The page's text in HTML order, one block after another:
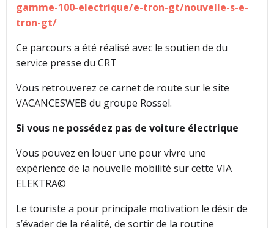
gamme-100-electrique/e-tron-gt/nouvelle-s-e-
tron-gt/
Ce parcours a été réalisé avec le soutien de du
service presse du CRT
Vous retrouverez ce carnet de route sur le site
VACANCESWEB du groupe Rossel.
Si vous ne possédez pas de voiture électrique
Vous pouvez en louer une pour vivre une
expérience de la nouvelle mobilité sur cette VIA
ELEKTRA©
Le touriste a pour principale motivation le désir de
s’évader de la réalité, de sortir de la routine